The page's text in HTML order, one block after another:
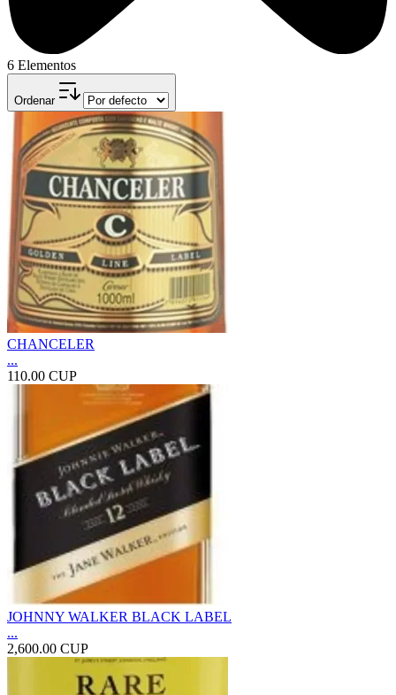
6 Elementos
Ordenar
CHANCELER
...
110.00 CUP
JOHNNY WALKER BLACK LABEL
...
2,600.00 CUP